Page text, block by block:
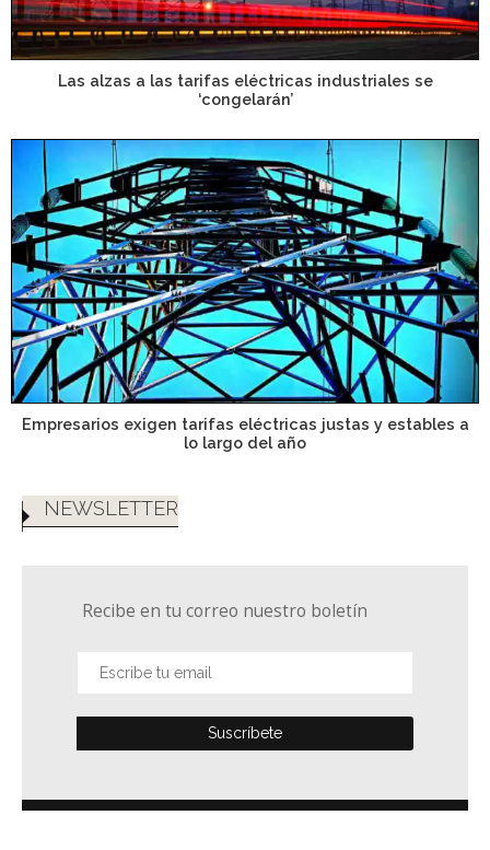
Las alzas a las tarifas eléctricas industriales se
‘congelarán’
Empresarios exigen tarifas eléctricas justas y estables a
lo largo del año
NEWSLETTER
Recibe en tu correo nuestro boletín